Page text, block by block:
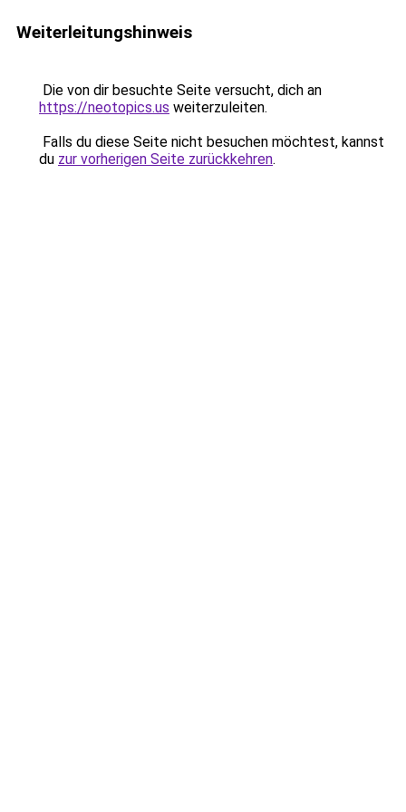
Weiterleitungshinweis
Die von dir besuchte Seite versucht, dich an
https://neotopics.us weiterzuleiten.
Falls du diese Seite nicht besuchen möchtest, kannst
du zur vorherigen Seite zurückkehren.